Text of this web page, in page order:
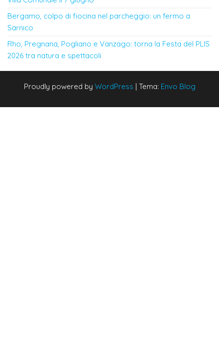
Bergamo, colpo di fiocina nel parcheggio: un fermo a
Sarnico
Rho, Pregnana, Pogliano e Vanzago: torna la Festa del PLIS
2026 tra natura e spettacoli
Proudly powered by WordPress | Tema: Envo Blog